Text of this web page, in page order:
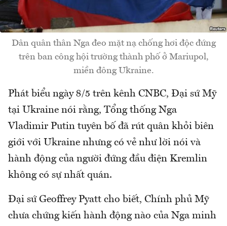
Dân quân thân Nga đeo mặt nạ chống hơi độc đứng
trên ban công hội trường thành phố ở Mariupol,
miền đông Ukraine.
Phát biểu ngày 8/5 trên kênh CNBC, Đại sứ Mỹ
tại Ukraine nói rằng, Tổng thống Nga
Vladimir Putin tuyên bố đã rút quân khỏi biên
giới với Ukraine nhưng có vẻ như lời nói và
hành động của người đứng đầu điện Kremlin
không có sự nhất quán.
Đại sứ Geoffrey Pyatt cho biết, Chính phủ Mỹ
chưa chứng kiến hành động nào của Nga minh